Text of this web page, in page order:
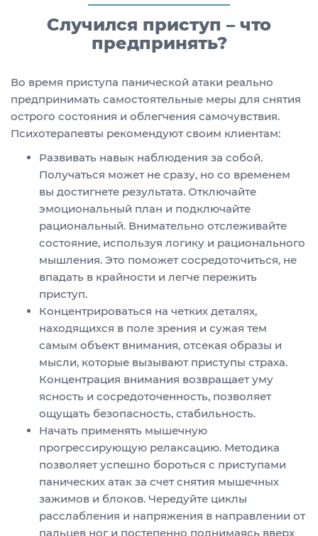
Случился приступ – что
предпринять?
Во время приступа панической атаки реально
предпринимать самостоятельные меры для снятия
острого состояния и облегчения самочувствия.
Психотерапевты рекомендуют своим клиентам:
Развивать навык наблюдения за собой.
Получаться может не сразу, но со временем
вы достигнете результата. Отключайте
эмоциональный план и подключайте
рациональный. Внимательно отслеживайте
состояние, используя логику и рационального
мышления. Это поможет сосредоточиться, не
впадать в крайности и легче пережить
приступ.
Концентрироваться на четких деталях,
находящихся в поле зрения и сужая тем
самым объект внимания, отсекая образы и
мысли, которые вызывают приступы страха.
Концентрация внимания возвращает уму
ясность и сосредоточенность, позволяет
ощущать безопасность, стабильность.
Начать применять мышечную
прогрессирующую релаксацию. Методика
позволяет успешно бороться с приступами
панических атак за счет снятия мышечных
зажимов и блоков. Чередуйте циклы
расслабления и напряжения в направлении от
пальцев ног и постепенно поднимаясь вверх